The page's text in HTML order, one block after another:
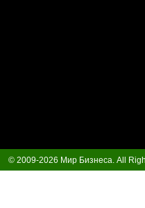
© 2009-2026 Мир Бизнеса. All